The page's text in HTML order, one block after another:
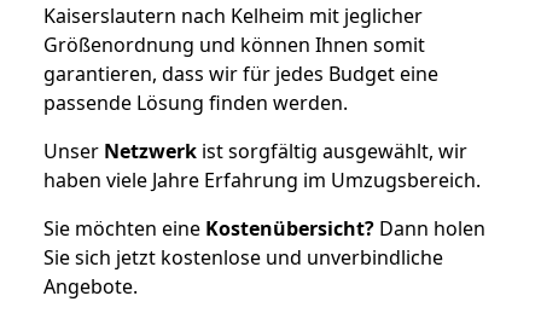
Kaiserslautern nach Kelheim mit jeglicher
Größenordnung und können Ihnen somit
garantieren, dass wir für jedes Budget eine
passende Lösung finden werden.
Unser Netzwerk ist sorgfältig ausgewählt, wir
haben viele Jahre Erfahrung im Umzugsbereich.
Sie möchten eine Kostenübersicht? Dann holen
Sie sich jetzt kostenlose und unverbindliche
Angebote.